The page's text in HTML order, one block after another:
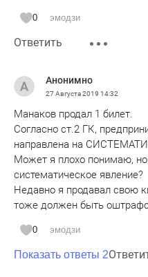
0 эмодзи
Ответить
Анонимно
27 Августа 2019 14:32
Манаков продал 1 билет.
Согласно ст.2 ГК,
направлена на
Может я плохо понимаю, но
систематическое явление?
Недавно я продавал свою
тоже должен быть
0 эмодзи
Показать ответы 2